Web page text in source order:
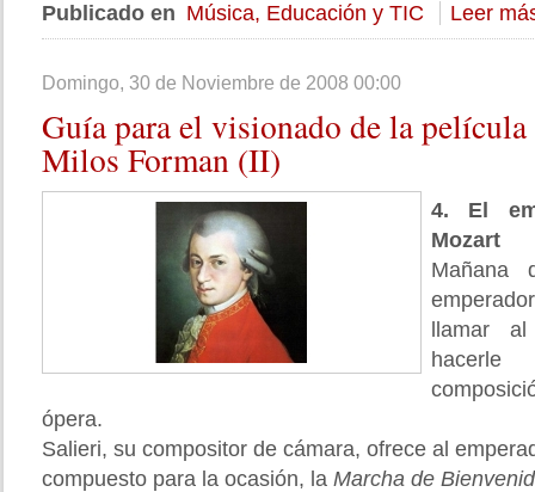
Publicado en Música, Educación y TIC Leer
Domingo, 30 de Noviembre de 2008 00:00
Guíapara el visionado de la película
Milos Forman (II)
4. El
Mozart
Mañana
llamar
ópera.
Salieri, su compositor de cámara, ofrece al
compuesto para la ocasión, la Marcha de